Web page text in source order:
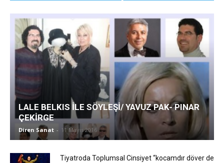
LALE BELKIS İLE SÖYLEŞİ/ YAVUZ PAK- PINAR
ÇEKİRGE
Diren Sanat - 11 Mayıs 2016
Tiyatroda Toplumsal Cinsiyet “kocamdır döver de